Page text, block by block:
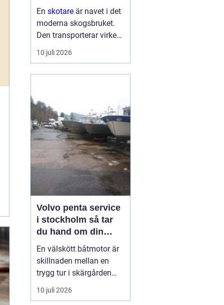
hållbarhet
En skotare är navet i det
moderna skogsbruket.
Den transporterar virke
från avverkningsplatsen
till bilväg eller
förhållanden. Rä...
10 juli 2026
Volvo penta service
i stockholm så tar
du hand om din
båtmotor på rätt sätt
En välskött båtmotor är
skillnaden mellan en
trygg tur i skärgården
och en sommar fylld av
ofrivilliga stopp. Många
10 juli 2026